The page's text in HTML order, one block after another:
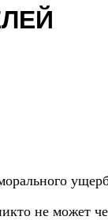
не может